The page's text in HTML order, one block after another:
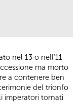
nel 13 o nell’11
ma morto
a contenere ben
del trionfo
imperatori tornati